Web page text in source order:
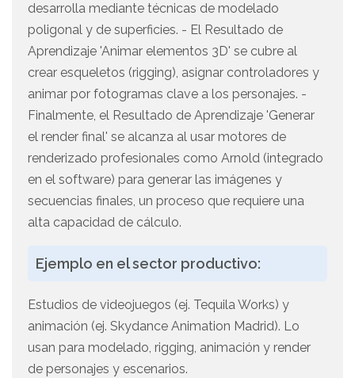
desarrolla mediante técnicas de modelado
poligonal y de superficies. - El Resultado de
Aprendizaje 'Animar elementos 3D' se cubre al
crear esqueletos (rigging), asignar controladores y
animar por fotogramas clave a los personajes. -
Finalmente, el Resultado de Aprendizaje 'Generar
el render final' se alcanza al usar motores de
renderizado profesionales como Arnold (integrado
en el software) para generar las imágenes y
secuencias finales, un proceso que requiere una
alta capacidad de cálculo.
Ejemplo en el sector productivo:
Estudios de videojuegos (ej. Tequila Works) y
animación (ej. Skydance Animation Madrid). Lo
usan para modelado, rigging, animación y render
de personajes y escenarios.